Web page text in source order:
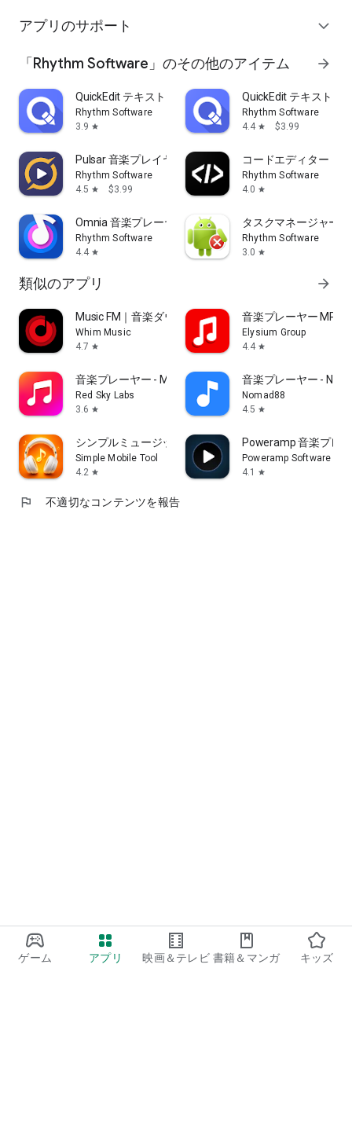
ゲーム アプリ 映画＆テレビ 書籍＆マンガ キッズ
アプリのサポート expand_more
「Rhythm Software」のその他のアイテム arrow_forward
QuickEdit テキストエディター
Rhythm Software
3.9 star
QuickEdit テキストエ
Rhythm Software
4.4 star $3.99
Pulsar 音楽プレイヤー プロ
Rhythm Software
4.5 star $3.99
コードエディター
Rhythm Software
4.0 star
Omnia 音楽プレーヤー
Rhythm Software
4.4 star
タスクマネージャー
Rhythm Software
3.0 star
類似のアプリ arrow_forward
Music FM｜音楽ダウンロード｜MP3
Whim Music
4.7 star
音楽プレーヤー MP3
Elysium Group
4.4 star
音楽プレーヤー - MP3 プレーヤー
Red Sky Labs
3.6 star
音楽プレーヤー -
Nomad88
4.5 star
シンプルミュージックプレーヤー
Simple Mobile Tool
4.2 star
Poweramp 音楽プレ
Poweramp Software
4.1
star
flag 不適切なコンテンツを報告